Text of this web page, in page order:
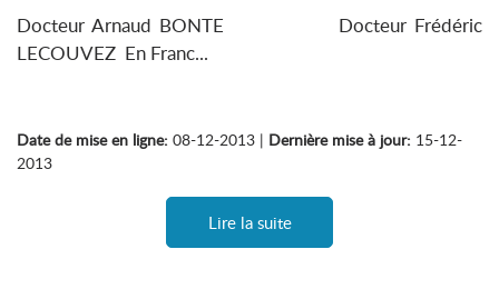
Docteur Arnaud BONTE Docteur Frédéric
LECOUVEZ En Franc...
Date de mise en ligne: 08-12-2013 | Dernière mise à jour: 15-12-
2013
Lire la suite